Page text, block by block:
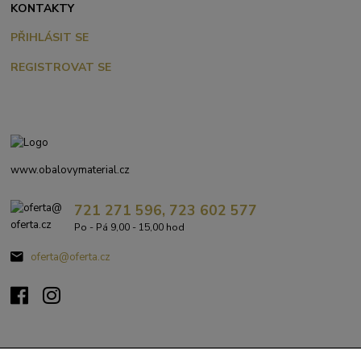
KONTAKTY
PŘIHLÁSIT SE
REGISTROVAT SE
www.obalovymaterial.cz
721 271 596, 723 602 577
Po - Pá 9,00 - 15,00 hod
oferta@oferta.cz